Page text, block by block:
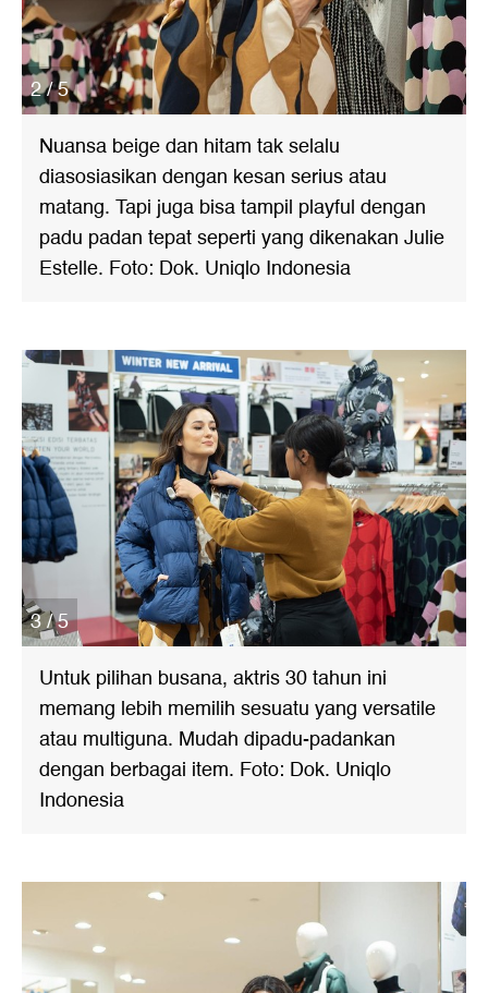
2 / 5
Nuansa beige dan hitam tak selalu
diasosiasikan dengan kesan serius atau
matang. Tapi juga bisa tampil playful dengan
padu padan tepat seperti yang dikenakan Julie
Estelle. Foto: Dok. Uniqlo Indonesia
3 / 5
Untuk pilihan busana, aktris 30 tahun ini
memang lebih memilih sesuatu yang versatile
atau multiguna. Mudah dipadu-padankan
dengan berbagai item. Foto: Dok. Uniqlo
Indonesia